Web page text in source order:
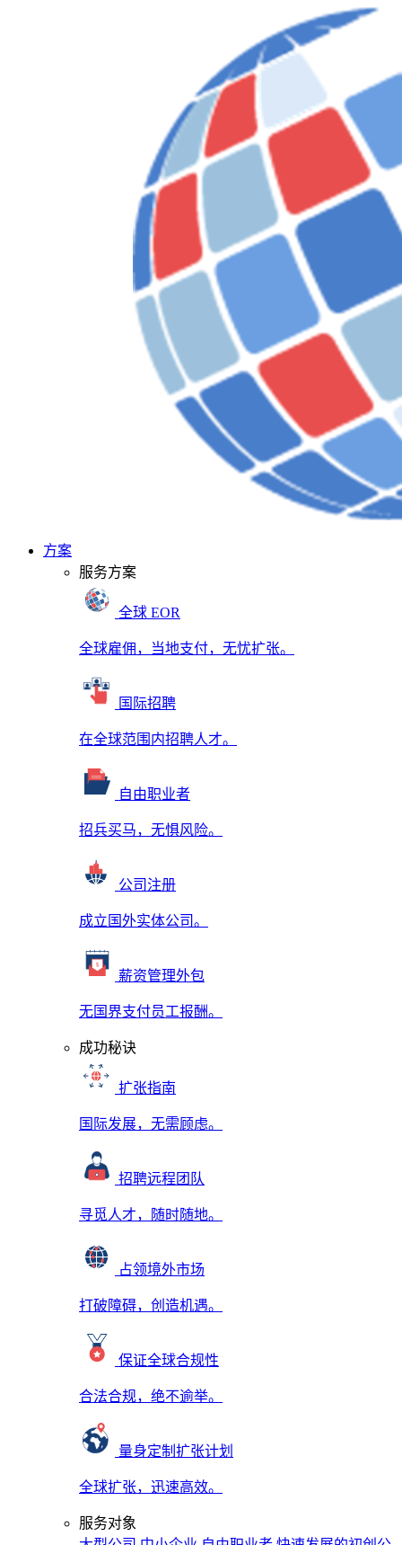
方案
服务方案
全球 EOR
全球雇佣，当地支付，无忧扩张。
国际招聘
在全球范围内招聘人才。
自由职业者
招兵买马，无惧风险。
公司注册
成立国外实体公司。
薪资管理外包
无国界支付员工报酬。
成功秘诀
扩张指南
国际发展，无需顾虑。
招聘远程团队
寻觅人才，随时随地。
占领境外市场
打破障碍，创造机遇。
保证全球合规性
合法合规，绝不逾举。
量身定制扩张计划
全球扩张，迅速高效。
服务对象